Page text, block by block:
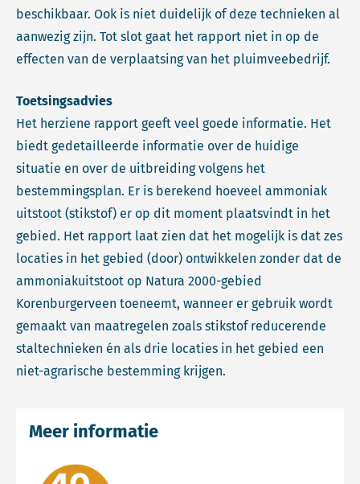
beschikbaar. Ook is niet duidelijk of deze technieken al
aanwezig zijn. Tot slot gaat het rapport niet in op de
effecten van de verplaatsing van het pluimveebedrijf.
Toetsingsadvies
Het herziene rapport geeft veel goede informatie. Het
biedt gedetailleerde informatie over de huidige
situatie en over de uitbreiding volgens het
bestemmingsplan. Er is berekend hoeveel ammoniak
uitstoot (stikstof) er op dit moment plaatsvindt in het
gebied. Het rapport laat zien dat het mogelijk is dat zes
locaties in het gebied (door) ontwikkelen zonder dat de
ammoniakuitstoot op Natura 2000-gebied
Korenburgerveen toeneemt, wanneer er gebruik wordt
gemaakt van maatregelen zoals stikstof reducerende
staltechnieken én als drie locaties in het gebied een
niet-agrarische bestemming krijgen.
Meer informatie